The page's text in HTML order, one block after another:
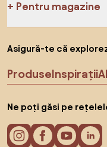
Pentru magazine
Asigură-te că
ProduseInspirații
Ne poți găsi pe